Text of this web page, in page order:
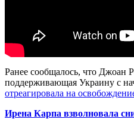
Ранее сообщалось, что Джоан
поддерживающая Украину с
отреагировала на
Ирена Карпа взволновала